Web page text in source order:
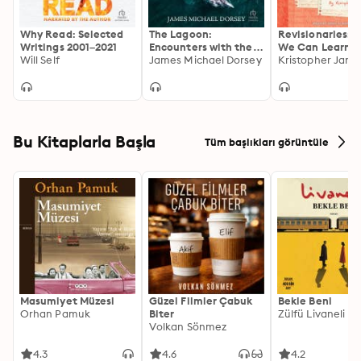
Why Read: Selected
Writings 2001–2021
Will Self
The Lagoon:
Encounters with the
Whales of San Ignacio
James Michael Dorsey
Revisionaries:
We Can Learn
the Lost,
Work of Great
Kristopher
Bu Kitaplarla Başla Tüm başlıkları görüntüle
Masumiyet Müzesi
Orhan Pamuk
4.3
Güzel Filmler Çabuk
Biter
Volkan Sönmez
4.6
Bekle Beni
Zülfü Livaneli
4.2